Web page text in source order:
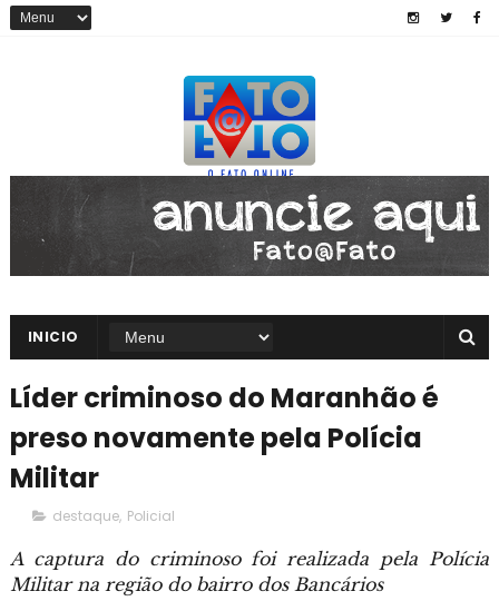
INICIO
Líder criminoso do Maranhão é
preso novamente pela Polícia
Militar
destaque, Policial
A captura do criminoso foi realizada pela Polícia
Militar na região do bairro dos Bancários